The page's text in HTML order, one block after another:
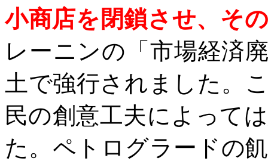
小商店を閉鎖させ、そ
レーニンの「市場経済
土で強行されました。
民の創意工夫によって
た。ペトログラードの